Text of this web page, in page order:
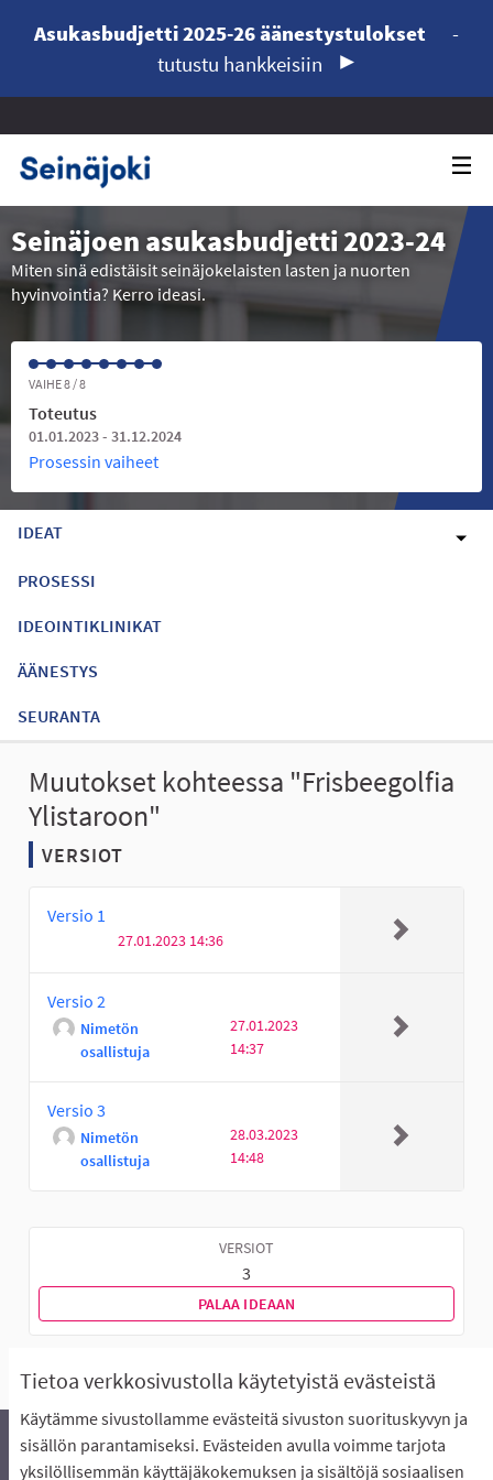
Tietoa verkkosivustolla käytetyistä evästeistä
Käytämme sivustollamme evästeitä sivuston suorituskyvyn ja
sisällön parantamiseksi. Evästeiden avulla voimme tarjota
yksilöllisemmän käyttäjäkokemuksen ja sisältöjä sosiaalisen
Asukasbudjetti 2025-26 äänestystulokset
-
tutustu hankkeisiin
Seinäjoen asukasbudjetti 2023-24
Miten sinä edistäisit seinäjokelaisten lasten ja nuorten
hyvinvointia? Kerro ideasi.
VAIHE 8 / 8
Toteutus
01.01.2023 - 31.12.2024
Prosessin vaiheet
IDEAT
PROSESSI
IDEOINTIKLINIKAT
ÄÄNESTYS
SEURANTA
Muutokset kohteessa "Frisbeegolfia
Ylistaroon"
VERSIOT
Versio 1
27.01.2023 14:36
Versio 2
Nimetön
osallistuja
27.01.2023
14:37
Versio 3
Nimetön
osallistuja
28.03.2023
14:48
VERSIOT
3
PALAA IDEAAN